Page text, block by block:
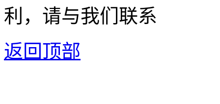
利，请与我们联系
返回顶部